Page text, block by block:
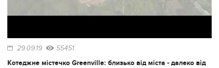
29.09.19 55451
Котеджне містечко Greenville: близько від міста - далеко від